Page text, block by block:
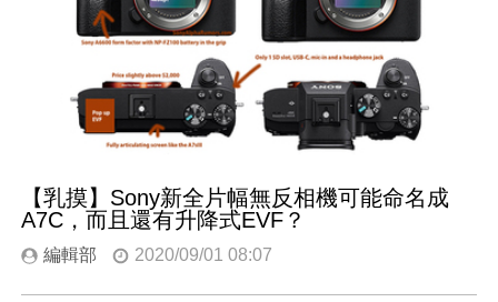
【乳摸】Sony新全片幅無反相機可能命名成
A7C，而且還有升降式EVF？
編輯部 2020/09/01 08:07